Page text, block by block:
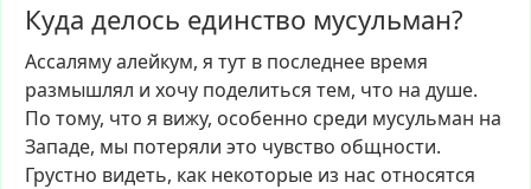
Куда делось единство мусульман?
Ассалямуалейкум, я тут в последнее время
размышлял и хочу поделиться тем, что на душе.
По тому, что я вижу, особенно среди мусульман на
Западе, мы потеряли это чувство общности.
Грустно видеть, как некоторые из нас относятся